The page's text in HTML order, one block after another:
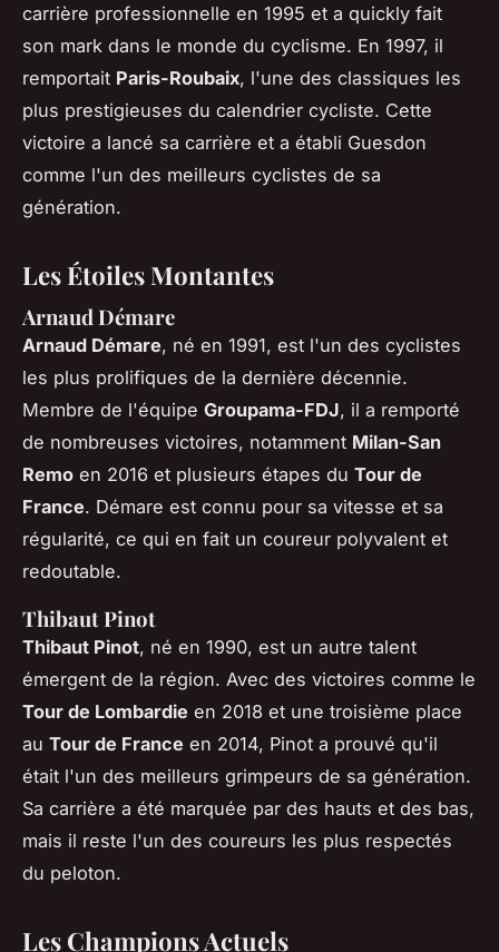
carrière professionnelle en 1995 et a quickly fait
son mark dans le monde du cyclisme. En 1997, il
remportait Paris-Roubaix, l'une des classiques les
plus prestigieuses du calendrier cycliste. Cette
victoire a lancé sa carrière et a établi Guesdon
comme l'un des meilleurs cyclistes de sa
génération.
Les Étoiles Montantes
Arnaud Démare
Arnaud Démare, né en 1991, est l'un des cyclistes
les plus prolifiques de la dernière décennie.
Membre de l'équipe Groupama-FDJ, il a remporté
de nombreuses victoires, notamment Milan-San
Remo en 2016 et plusieurs étapes du Tour de
France. Démare est connu pour sa vitesse et sa
régularité, ce qui en fait un coureur polyvalent et
redoutable.
Thibaut Pinot
Thibaut Pinot, né en 1990, est un autre talent
émergent de la région. Avec des victoires comme le
Tour de Lombardie en 2018 et une troisième place
au Tour de France en 2014, Pinot a prouvé qu'il
était l'un des meilleurs grimpeurs de sa génération.
Sa carrière a été marquée par des hauts et des bas,
mais il reste l'un des coureurs les plus respectés
du peloton.
Les Champions Actuels